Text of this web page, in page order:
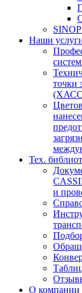
Наши
точки
Тех.
и
О компании